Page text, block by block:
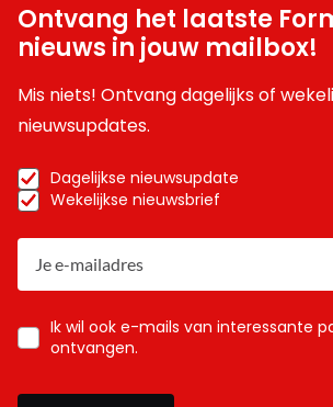
Ontvang het laatste
nieuws in jouw mailbox!
Mis niets! Ontvang dagelijks of
nieuwsupdates.
Dagelijkse nieuwsupdate
Wekelijkse nieuwsbrief
Ik wil ook e-mails van interessante
ontvangen.